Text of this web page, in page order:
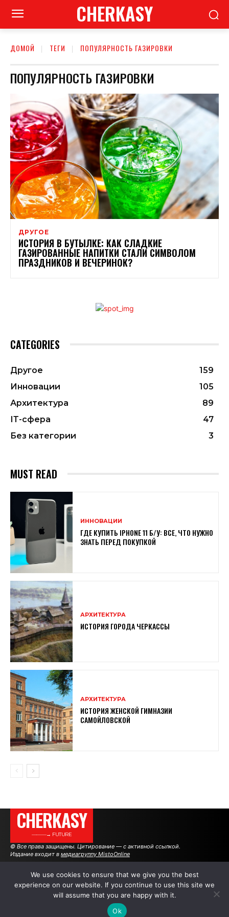
CHERKASY
ДОМОЙ ТЕГИ ПОПУЛЯРНОСТЬ ГАЗИРОВКИ
ПОПУЛЯРНОСТЬ ГАЗИРОВКИ
ДРУГОЕ
ИСТОРИЯ В БУТЫЛКЕ: КАК СЛАДКИЕ
ГАЗИРОВАННЫЕ НАПИТКИ СТАЛИ СИМВОЛОМ
ПРАЗДНИКОВ И ВЕЧЕРИНОК?
CATEGORIES
Другое
159
Инновации
105
Архитектура
89
ІТ-сфера
47
Без категории
3
MUST READ
ИННОВАЦИИ
ГДЕ КУПИТЬ IPHONE 11 Б/У: ВСЕ, ЧТО НУЖНО
ЗНАТЬ ПЕРЕД ПОКУПКОЙ
АРХИТЕКТУРА
ИСТОРИЯ ГОРОДА ЧЕРКАССЫ
АРХИТЕКТУРА
ИСТОРИЯ ЖЕНСКОЙ ГИМНАЗИИ
САМОЙЛОВСКОЙ
CHERKASY
———→ FUTURE
© Все права защищены. Цитирование — с активной ссылкой.
Издание входит в медиагруппу MistoOnline
АВТОРЫ РЕКЛАМА НА САЙТЕ
We use cookies to ensure that we give you the best
experience on our website. If you continue to use this site we
will assume that you are happy with it.
Ok